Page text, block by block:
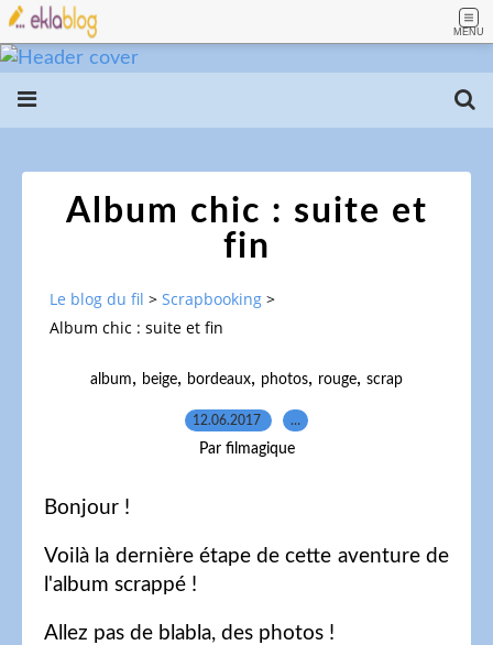
MENU
Album chic : suite et
fin
Le blog du fil > Scrapbooking >
Album chic : suite et fin
album, beige, bordeaux, photos, rouge, scrap
12.06.2017 …
Par filmagique
Bonjour !
Voilà la dernière étape de cette aventure de
l'album scrappé !
Allez pas de blabla, des photos !